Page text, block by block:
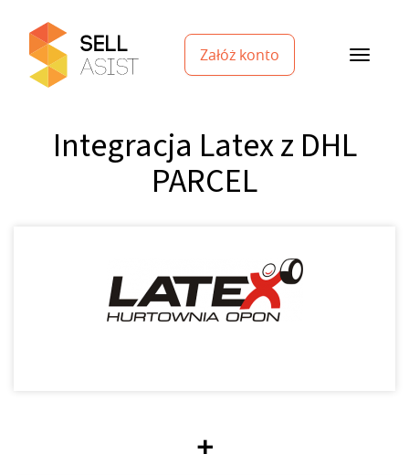
Załóż konto
Integracja Latex z DHL
PARCEL
+